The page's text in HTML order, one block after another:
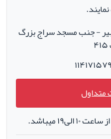
- جنب مسجد سراج بزرگ
متداول
میباشد.